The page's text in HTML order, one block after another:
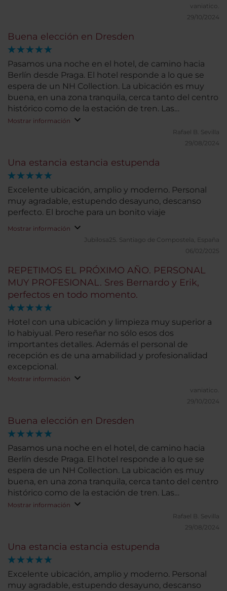
vaniatico.
29/10/2024
Buena elección en Dresden
Pasamos una noche en el hotel, de camino hacia
Berlín desde Praga. El hotel responde a lo que se
espera de un NH Collection. La ubicación es muy
buena, en una zona tranquila, cerca tanto del centro
histórico como de la estación de tren. Las
habitaciones son amplias y muy confortables. Las
dos habitaciones que ocupamos tenían bañera,
aunque habríamos preferido ducha. El bufé de
estancia fue muy corta, por lo que no podemos
valorar otros servicios.
Mostrar información
Rafael B. Sevilla
29/08/2024
Una estancia estancia estupenda
Excelente ubicación, amplio y moderno. Personal
muy agradable, estupendo desayuno, descanso
perfecto. El broche para un bonito viaje
Mostrar información
Jubilosa25. Santiago de Compostela, España
06/02/2025
REPETIMOS EL PRÓXIMO AÑO. PERSONAL
MUY PROFESIONAL. Sres Bernardo y Erik,
perfectos en todo momento.
Hotel con una ubicación y limpieza muy superior a
lo habiyual. Pero reseñar no sólo esos dos
importantes detalles. Además el personal de
recepción es de una amabilidad y profesionalidad
excepcional.
Mostrar información
vaniatico.
29/10/2024
Buena elección en Dresden
Pasamos una noche en el hotel, de camino hacia
Berlín desde Praga. El hotel responde a lo que se
espera de un NH Collection. La ubicación es muy
buena, en una zona tranquila, cerca tanto del centro
histórico como de la estación de tren. Las
habitaciones son amplias y muy confortables. Las
dos habitaciones que ocupamos tenían bañera,
aunque habríamos preferido ducha. El bufé de
estancia fue muy corta, por lo que no podemos
valorar otros servicios.
Mostrar información
Rafael B. Sevilla
29/08/2024
Una estancia estancia estupenda
Excelente ubicación, amplio y moderno. Personal
muy agradable, estupendo desayuno, descanso